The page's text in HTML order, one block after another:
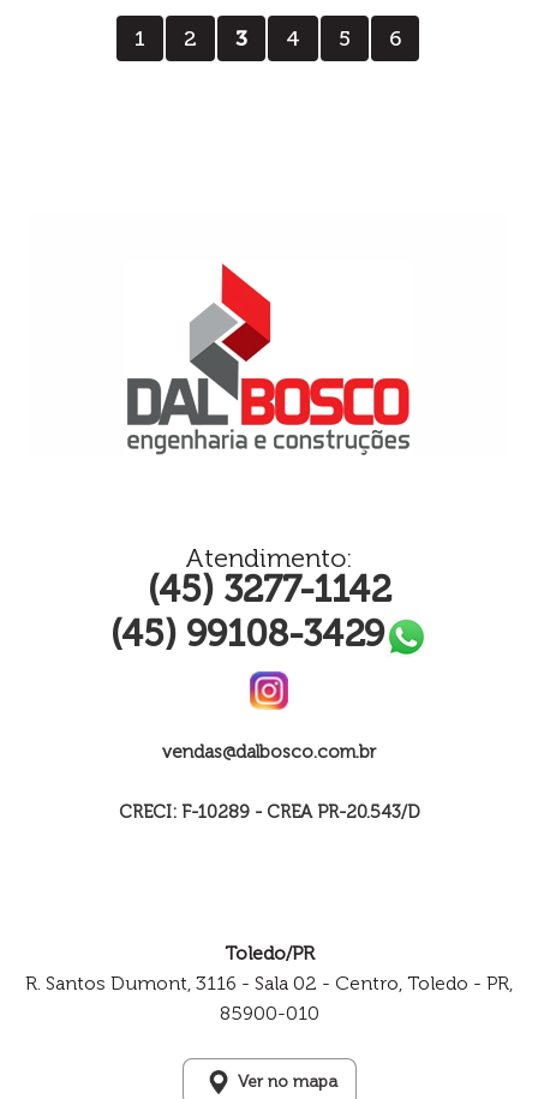
1 2 3 4 5 6
Atendimento:
(45) 3277-1142
(45) 99108-3429
vendas@dalbosco.com.br
CRECI: F-10289 - CREA PR-20.543/D
Toledo/PR
R. Santos Dumont, 3116 - Sala 02 - Centro, Toledo - PR,
85900-010
Ver no mapa